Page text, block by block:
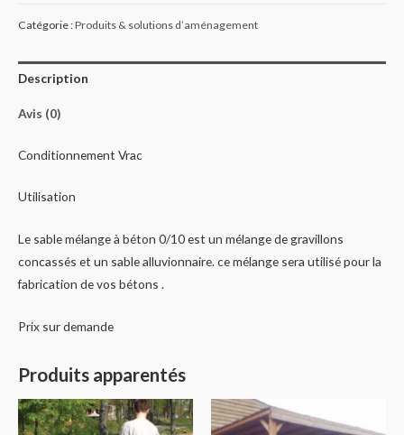
Catégorie :Produits & solutions d’aménagement
Description
Avis (0)
Conditionnement Vrac
Utilisation
Le sable mélange à béton 0/10 est un mélange de gravillons
concassés et un sable alluvionnaire. ce mélange sera utilisé pour la
fabrication de vos bétons .
Prix sur demande
Produits apparentés